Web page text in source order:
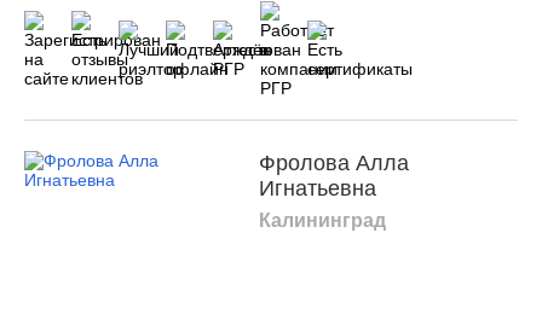
Фролова Алла
Игнатьевна
Калининград